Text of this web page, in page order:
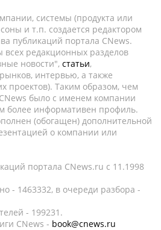
системы (продукта или
и т.п. создается редактором
публикаций портала CNews.
всех редакционных разделов
новости", статьи,
интервью, а также
проектов). Таким образом, чем
было с именем компании
более информативен профиль.
(обогащен) дополнительной
о компании или
портала CNews.ru c 11.1998
- 1463332, в очереди разбора -
- 199231.
CNews - book@cnews.ru